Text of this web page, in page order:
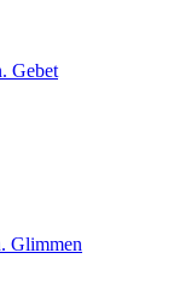
Gebet
Glimmen